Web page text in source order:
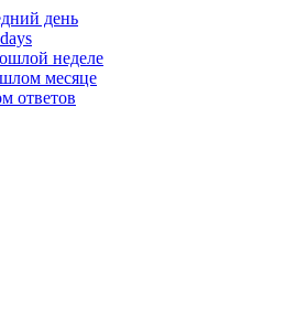
день
неделе
месяце
ответов